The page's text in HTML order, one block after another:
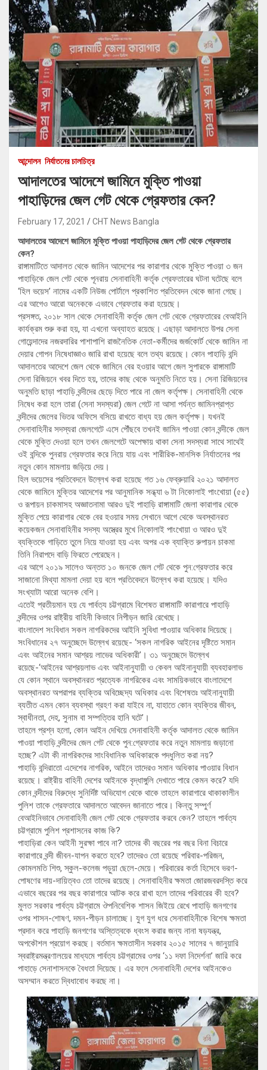
আন্দোলন নির্যাতনের চালচিত্র
আদালতের আদেশে জামিনে মুক্তি পাওয়া
পাহাড়িদের জেল গেট থেকে গ্রেফতার কেন?
February 17, 2021 CHT News Bangla
আদালতের আদেশে জামিনে মুক্তি পাওয়া পাহাড়িদের জেল গেট থেকে গ্রেফতার
কেন?
রাঙ্গামাটিতে আদালত থেকে জামিন আদেশের পর কারাগার থেকে মুক্তি পাওয়া ৩ জন
পাহাড়িকে জেল গেট থেকে পূনরায় সেনাবাহিনী কর্তৃক গ্রেফতারের ঘটনা ঘটেছে বলে
‘হিল ভয়েস’ নামের একটি নিউজ পোর্টালে প্রকাশিত প্রতিবেদন থেকে জানা গেছে।
এর আগেও আরো অনেককে এভাবে গ্রেফতার করা হয়েছে।
প্রসঙ্গত, ২০১৮ সাল থেকে সেনাবাহিনী কর্তৃক জেল গেট থেকে গ্রেফতারের বেআইনি
কার্যক্রম শুরু করা হয়, যা এখনো অব্যাহত রয়েছে। এছাড়া আদালতে উপর সেনা
গোয়েন্দাদের নজরদারির পাশাপাশি রাজনৈতিক নেতা-কর্মীদের জর্জকোর্ট থেকে জামিন না
দেয়ার গোপন নিষেধাজ্ঞাও জারি রাখা হয়েছে বলে তথ্য রয়েছে। কোন পাহাড়ি বন্দি
আদালতের আদেশে জেল থেকে জামিনে বের হওয়ার আগে জেল সুপারকে রাঙ্গামাটি
সেনা রিজিয়নে খবর দিতে হয়, তাদের কাছ থেকে অনুমতি নিতে হয়। সেনা রিজিয়নের
অনুমতি ছাড়া পাহাড়ি বন্দীদের ছেড়ে দিতে পারে না জেল কর্তৃপক্ষ। সেনাবাহিনী থেকে
নিষেধ করা হলে তারা (সেনা সদস্যরা) জেল গেটে না আসা পর্যন্ত জামিনপ্রাপ্ত
বন্দীদের জেলের ভিতর অফিসে বসিয়ে রাখতে বাধ্য হয় জেল কর্তৃপক্ষ। যখনই
সেনাবাহিনীর সদস্যরা জেলগেটে এসে পৌঁছবে তখনই জামিন পাওয়া কোন বন্দীকে জেল
থেকে মুক্তি দেওয়া হলে তখন জেলগেটে অপেক্ষায় থাকা সেনা সদস্যরা সাথে সাথেই
ওই বন্দিকে পুনরায় গ্রেফতার করে নিয়ে যায় এবং শারীরিক-মানসিক নির্যাতনের পর
নতুন কোন মামলায় জড়িয়ে দেয়।
হিল ভয়েসের প্রতিবেদনে উল্লেখ করা হয়েছে গত ১৬ ফেব্রুয়ারি ২০২১ আদালত
থেকে জামিনে মুক্তির আদেশের পর আনুমানিক সন্ধ্যা ৬ টা নিকোলাই পাংখোয়া (৫৫)
ও রূপায়ন চাকমাসহ অজ্ঞাতনামা আরও দুই পাহাড়ি রাঙ্গামাটি জেলা কারাগার থেকে
মুক্তি পেয়ে কারাগার থেকে বের হওয়ার সময় সেখানে আগে থেকে অবস্থানরত
কয়েকজন সেনাবাহিনীর সদস্য অস্ত্রের মুখে নিকোলাই পাংখোয়া ও আরও দুই
ব্যক্তিকে গাড়িতে তুলে নিয়ে যাওয়া হয় এবং অপর এক ব্যাক্তি রুপায়ন চাকমা
তিনি নিরাপদে বাড়ি ফিরতে পেরেছেন।
এর আগে ২০১৯ সালেও অন্তত ১০ জনকে জেল গেট থেকে পুন:গ্রেফতার করে
সাজানো মিথ্যা মামলা দেয়া হয় বলে প্রতিবেদনে উল্লেখ করা হয়েছে। যদিও
সংখ্যাটা আরো অনেক বেশি।
এতেই প্রতীয়মান হয় যে পার্বত্য চট্টগ্রামে বিশেষত রাঙ্গামাটি কারাগারে পাহাড়ি
বন্দীদের ওপর রাষ্ট্রীয় বাহিনী কিভাবে নিপীড়ন জারি রেখেছে।
বাংলাদেশ সংবিধান সকল নাগরিকদের আইনি সুবিধা পাওয়ার অধিকার দিয়েছে।
সংবিধানের ২৭ অনুচ্ছেদে উল্লেখ রয়েছে- ‘সকল নাগরিক আইনের দৃষ্টিতে সমান
এবং আইনের সমান আশ্রয় লাভের অধিকারী’। ৩১ অনুচ্ছেদে উল্লেখ
রয়েছে-‘আইনের আশ্রয়লাভ এবং আইনানুযায়ী ও কেবল আইনানুযায়ী ব্যবহারলাভ
যে কোন স্থানে অবস্থানরত প্রত্যেক নাগরিকের এবং সাময়িকভাবে বাংলাদেশে
অবস্থানরত অপরাপর ব্যক্তির অবিচ্ছেদ্য অধিকার এবং বিশেষতঃ আইনানুযায়ী
ব্যতীত এমন কোন ব্যবস্থা গ্রহণ করা যাইবে না, যাহাতে কোন ব্যক্তির জীবন,
স্বাধীনতা, দেহ, সুনাম বা সম্পত্তির হানি ঘটে’।
তাহলে প্রশ্ন হলো, কোন আইন দেখিয়ে সেনাবাহিনী কর্তৃক আদালত থেকে জামিন
পাওয়া পাহাড়ি বন্দীদের জেল গেট থেকে পুন:গ্রেফতার করে নতুন মামলায় জড়ানো
হচ্ছে? এটা কী নাগরিকদের সাংবিধানিক অধিকারকে পদধুলিত করা নয়?
পাহাড়ি বন্দিরাতো এদেশের নাগরিক, আইনে তাদেরও সমান অধিকার পাওয়ার বিধান
রয়েছে। রাষ্ট্রীয় বাহিনী দেশের আইনকে বৃদ্ধাঙ্গুলি দেখাতে পারে কেমন করে? যদি
কোন বন্দীদের বিরুদ্ধে সুনির্দিষ্ট অভিযোগ থেকে থাকে তাহলে কারাগারে থাকাকালীন
পুলিশ তাকে গ্রেফতারে আদালতে আবেদন জানাতে পারে। কিন্তু সম্পুর্ণ
বেআইনিভাবে সেনাবাহিনী জেল গেট থেকে গ্রেফতার করবে কেন? তাহলে পার্বত্য
চট্টগ্রামে পুলিশ প্রশাসনের কাজ কি?
পাহাড়িরা কেন আইনী সুরক্ষা পাবে না? তাদের কী বছরের পর বছর বিনা বিচারে
কারাগারে বন্দী জীবন-যাপন করতে হবে? তাদেরও তো রয়েছে পরিবার-পরিজন,
কোমলমতি শিশু, স্কুল-কলেজ পড়ুয়া ছেলে-মেয়ে। পরিবারের কর্তা হিসেবে ভরণ-
পোষণের দায়-দায়িত্বও তো তাদের রয়েছে। সেনাবাহিনীর ক্ষমতা জোরজবরদস্তি করে
এভাবে বছরের পর বছর কারাগারে আটক করে রাখা হলে তাদের পরিবারের কী হবে?
মুলত সরকার পার্বত্য চট্টগ্রামে ঔপনিবেশিক শাসন জিইয়ে রেখে পাহাড়ি জনগণের
ওপর শাসন-শোষণ, দমন-পীড়ন চালাচ্ছে। যুগ যুগ ধরে সেনাবাহিনীকে বিশেষ ক্ষমতা
প্রদান করে পাহাড়ি জনগণের অস্তিত্বকে ধ্বংস করার জন্য নানা ষড়যন্ত্র,
অপকৌশল প্রয়োগ করছে। বর্তমান ক্ষমতাসীন সরকার ২০১৫ সালের ৭ জানুয়ারি
স্বরাষ্ট্রমন্ত্রণালয়ের মাধ্যমে পার্বত্য চট্টগ্রামের ওপর ‘১১ দফা নিদের্শনা’ জারি করে
পাহাড়ে সেনাশাসনকে বৈধতা দিয়েছে। এর ফলে সেনাবাহিনী দেশের আইনকেও
অসম্মান করতে দ্বিধাবোধ করছে না।